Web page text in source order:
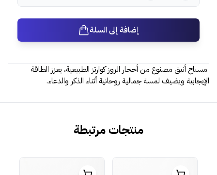
إضافة إلى السلة
مسباح أنيق مصنوع من أحجار الروز كوارتز الطبيعية، يعزز الطاقة
الإيجابية ويضيف لمسة جمالية روحانية أثناء الذكر والدعاء.
منتجات مرتبطة